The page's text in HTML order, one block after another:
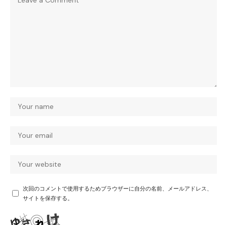
次回のコメントで使用するためブラウザーに自分の名前、メールアドレス、
サイトを保存する。